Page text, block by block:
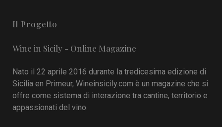
Il Progetto
Wine in Sicily - Online Magazine
Nato il 22 aprile 2016 durante la tredicesima edizione di
Sicilia en Primeur, Wineinsicily.com è un magazine che si
offre come sistema di interazione tra cantine, territorio e
appassionati del vino.